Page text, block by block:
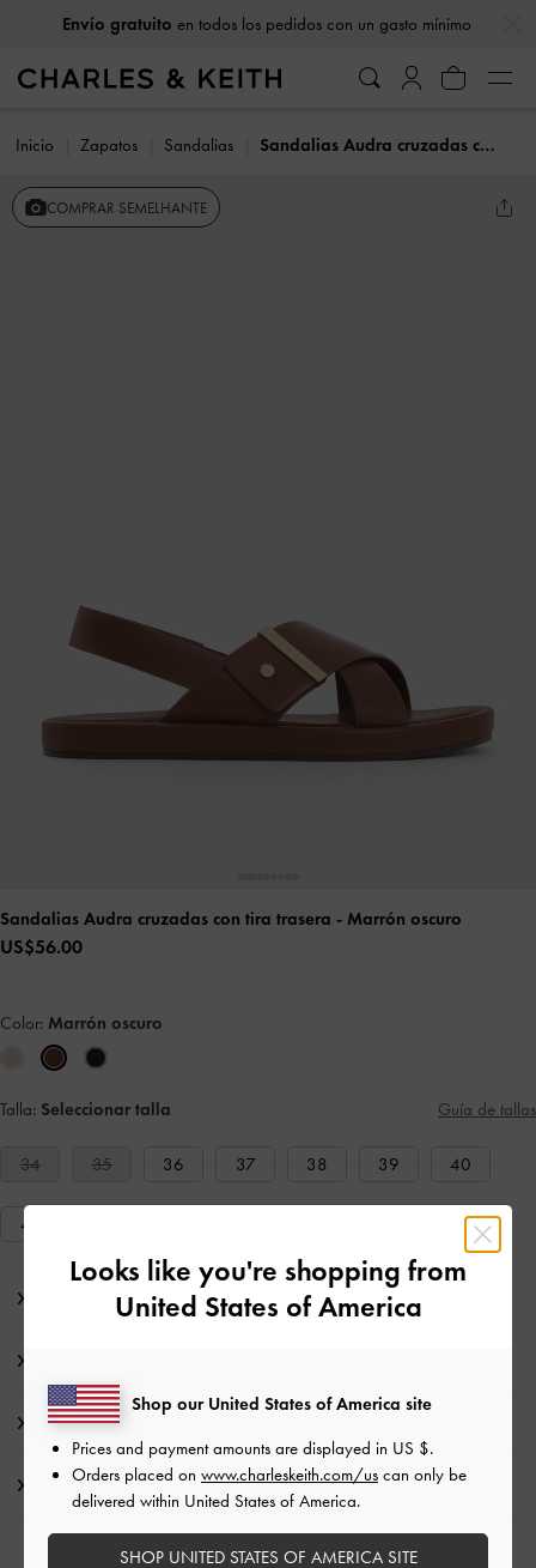
Envío gratuito en todos los pedidos con un gasto mínimo
Inicio Zapatos Sandalias Sandalias Audra cruzadas con tira trasera
COMPRAR SEMELHANTE
Sandalias Audra cruzadas con tira trasera - Marrón oscuro
US$56.00
Color: Marrón oscuro
Talla: Seleccionar talla Guía de tallas
34 35 36 37 38 39 40
41
Nota del editor
Promociones
Envío y Devoluciones
Looks like you're shopping from
United States of America
Shop our United States of America site
Prices and payment amounts are displayed in US $.
Orders placed on www.charleskeith.com/us can only be
delivered within United States of America.
SHOP UNITED STATES OF AMERICA SITE